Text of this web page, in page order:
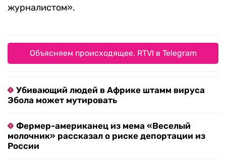
журналистом».
Объясняем происходящее. RTVI в Telegram
Убивающий людей в Африке штамм вируса
Эбола может мутировать
Фермер-американец из мема «Веселый
молочник» рассказал о риске депортации из
России